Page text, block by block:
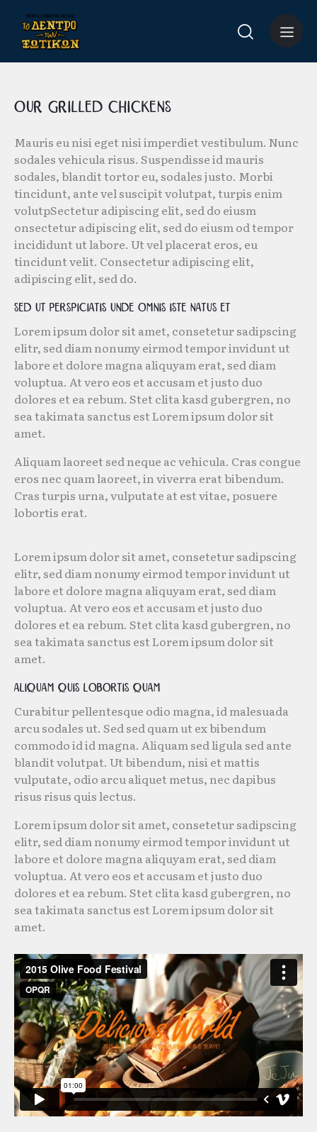
Our Grilled Chickens
Mauris eu nisi eget nisi imperdiet vestibulum. Nunc
sodales vehicula risus. Suspendisse id mauris
sodales, blandit tortor eu, sodales justo. Morbi
tincidunt, ante vel suscipit volutpat, turpis enim
volutpSectetur adipiscing elit, sed do eiusm
onsectetur adipiscing elit, sed do eiusm od tempor
incididunt ut labore. Ut vel placerat eros, eu
tincidunt velit. Consectetur adipiscing elit,
adipiscing elit, sed do.
Sed ut perspiciatis unde omnis iste natus et
Lorem ipsum dolor sit amet, consetetur sadipscing
elitr, sed diam nonumy eirmod tempor invidunt ut
labore et dolore magna aliquyam erat, sed diam
voluptua. At vero eos et accusam et justo duo
dolores et ea rebum. Stet clita kasd gubergren, no
sea takimata sanctus est Lorem ipsum dolor sit
amet.
Aliquam laoreet sed neque ac vehicula. Cras congue
eros nec quam laoreet, in viverra erat bibendum.
Cras turpis urna, vulputate at est vitae, posuere
lobortis erat.
Lorem ipsum dolor sit amet, consetetur sadipscing
elitr, sed diam nonumy eirmod tempor invidunt ut
labore et dolore magna aliquyam erat, sed diam
voluptua. At vero eos et accusam et justo duo
dolores et ea rebum. Stet clita kasd gubergren, no
sea takimata sanctus est Lorem ipsum dolor sit
amet.
Aliquam quis lobortis quam
Curabitur pellentesque odio magna, id malesuada
arcu sodales ut. Sed sed quam ut ex bibendum
commodo id id magna. Aliquam sed ligula sed ante
blandit volutpat. Ut bibendum, nisi et mattis
vulputate, odio arcu aliquet metus, nec dapibus
risus risus quis lectus.
Lorem ipsum dolor sit amet, consetetur sadipscing
elitr, sed diam nonumy eirmod tempor invidunt ut
labore et dolore magna aliquyam erat, sed diam
voluptua. At vero eos et accusam et justo duo
dolores et ea rebum. Stet clita kasd gubergren, no
sea takimata sanctus est Lorem ipsum dolor sit
amet.